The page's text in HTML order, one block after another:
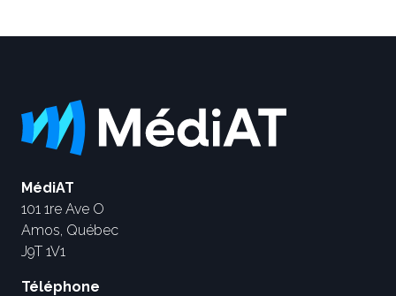
MédiAT
101 1re Ave O
Amos, Québec
J9T 1V1
Téléphone